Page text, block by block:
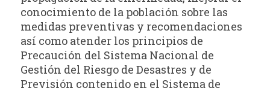
conocimiento de la población sobre las
medidas preventivas y recomendaciones
así como atender los principios de
Precaución del Sistema Nacional de
Gestión del Riesgo de Desastres y de
Previsión contenido en el Sistema de